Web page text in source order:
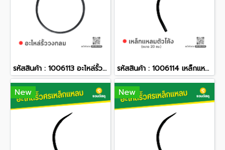
รหัสสินค้า : 1006113 อะไหล่รั้ววงกลม รหัสสินค้า : 1006114 เหล็กแหลมตัวโค้ง (20 ซม.)
New New